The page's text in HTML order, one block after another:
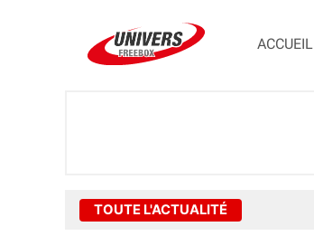
ACCUEIL
TOUTE L'ACTUALITÉ